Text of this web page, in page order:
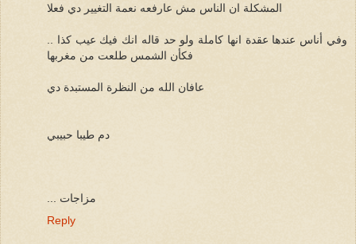
المشكلة ان الناس مش عارفعه نعمة التغيير دي فعلا
وفي أناس عندها عقدة انها كاملة ولو حد قاله انك فيك عيب كذا ..
فكأن الشمس طلعت من مغربها
عافان الله من النظرة المستبدة دي
دم طيبا حبيبي
... مزاجات
Reply